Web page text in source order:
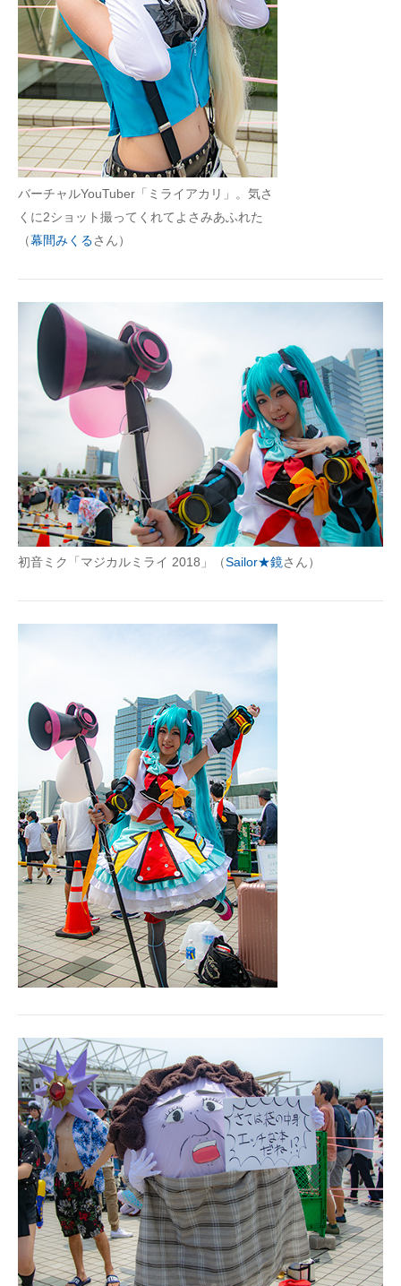
バーチャルYouTuber「ミライアカリ」。気さ
くに2ショット撮ってくれてよさみあふれた
（幕間みくるさん）
初音ミク「マジカルミライ 2018」（Sailor★鏡さん）